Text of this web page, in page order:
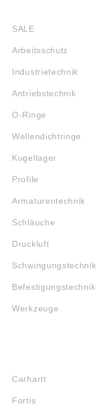
SALE
Arbeitsschutz
Industrietechnik
Antriebstechnik
O-Ringe
Wellendichtringe
Kugellager
Profile
Armaturentechnik
Schläuche
Druckluft
Schwingungstechnik
Befestigungstechnik
Werkzeuge
Carhartt
Fortis